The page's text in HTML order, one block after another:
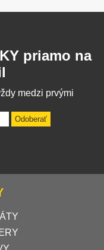
priamo na
medzi prvými
Odoberať